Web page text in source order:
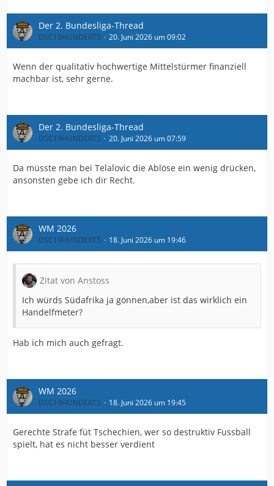
Der 2. Bundesliga-Thread
DSC19HUNDERT5 20. Juni 2026 um 09:02
Wenn der qualitativ hochwertige Mittelstürmer finanziell
machbar ist, sehr gerne.
Der 2. Bundesliga-Thread
DSC19HUNDERT5 20. Juni 2026 um 07:59
Da müsste man bei Telalovic die Ablöse ein wenig drücken,
ansonsten gebe ich dir Recht.
WM 2026
DSC19HUNDERT5 18. Juni 2026 um 19:46
Zitat von Anstoss
Ich würds Südafrika ja gönnen,aber ist das wirklich ein
Handelfmeter?
Hab ich mich auch gefragt.
WM 2026
DSC19HUNDERT5 18. Juni 2026 um 19:45
Gerechte Strafe füt Tschechien, wer so destruktiv Fussball
spielt, hat es nicht besser verdient